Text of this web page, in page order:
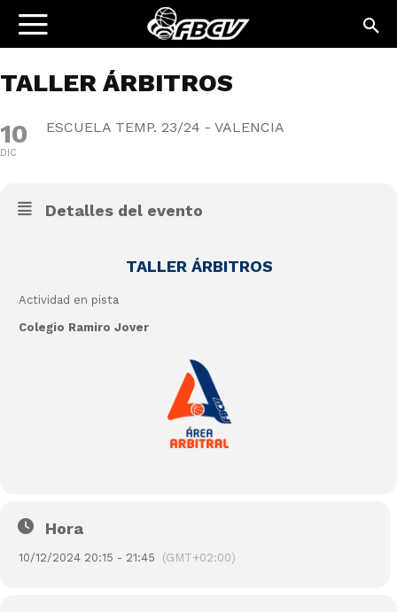
TALLER ÁRBITROS
10
DIC
ESCUELA TEMP. 23/24 - VALENCIA
Detalles del evento
TALLER ÁRBITROS
Actividad en pista
Colegio Ramiro Jover
Hora
10/12/2024 20:15 - 21:45 (GMT+02:00)